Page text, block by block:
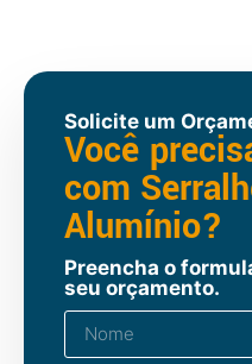
Solicite um
Você
com
Alumínio?
Preencha o
seu orçamento.